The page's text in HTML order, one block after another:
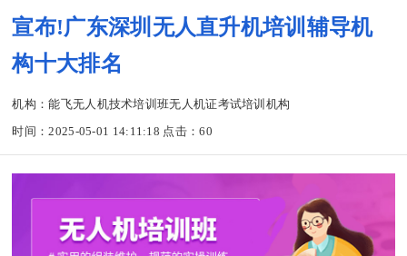
宣布!广东深圳无人直升机培训辅导机
构十大排名
机构：能飞无人机技术培训班无人机证考试培训机构
时间：2025-05-01 14:11:18 点击：60